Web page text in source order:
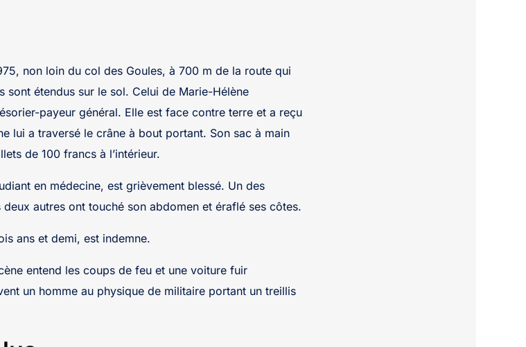
non loin du col des Goules, à 700 m de la route qui
sont étendus sur le sol. Celui de Marie-Hélène
payeur général. Elle est face contre terre et a reçu
lui a traversé le crâne à bout portant. Son sac à main
de 100 francs à l’intérieur.
en médecine, est grièvement blessé. Un des
autres ont touché son abdomen et éraflé ses côtes.
ans et demi, est indemne.
entend les coups de feu et une voiture fuir
un homme au physique de militaire portant un treillis